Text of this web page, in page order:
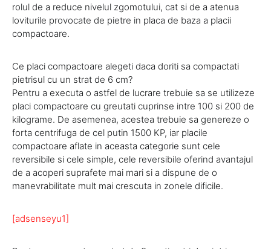
rolul de a reduce nivelul zgomotului, cat si de a atenua
loviturile provocate de pietre in placa de baza a placii
compactoare.
Ce placi compactoare alegeti daca doriti sa compactati
pietrisul cu un strat de 6 cm?
Pentru a executa o astfel de lucrare trebuie sa se utilizeze
placi compactoare cu greutati cuprinse intre 100 si 200 de
kilograme. De asemenea, acestea trebuie sa genereze o
forta centrifuga de cel putin 1500 KP, iar placile
compactoare aflate in aceasta categorie sunt cele
reversibile si cele simple, cele reversibile oferind avantajul
de a acoperi suprafete mai mari si a dispune de o
manevrabilitate mult mai crescuta in zonele dificile.
[adsenseyu1]